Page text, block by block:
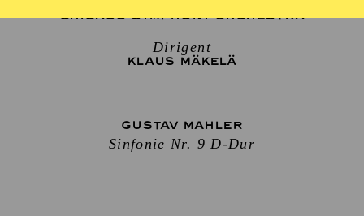
CHICAGO SYMPHONY ORCHESTRA
Dirigent
KLAUS MÄKELÄ
GUSTAV MAHLER
Sinfonie Nr. 9 D-Dur